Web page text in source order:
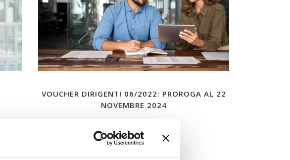
VOUCHER DIRIGENTI 06/2022: PROROGA AL 22
NOVEMBRE 2024
leggi tutto